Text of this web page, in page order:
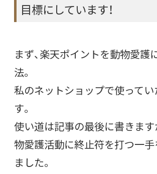
目標にしています！
まず、楽天ポイントを動物愛護
法。
私のネットショップで使ってい
す。
使い道は記事の最後に書きます
物愛護活動に終止符を打つ一
ました。